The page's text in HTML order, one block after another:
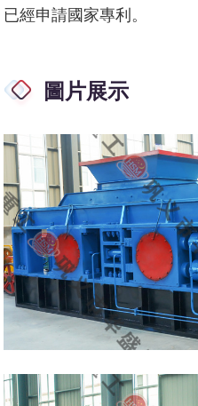
已經申請國家專利。
圖片展示